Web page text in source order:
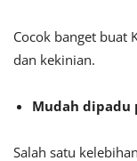
Cocok banget buat
dan kekinian.
Mudah dipadu
Salah satu